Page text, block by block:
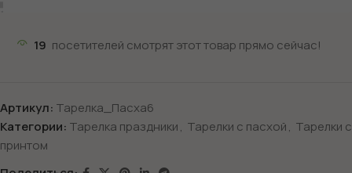
19 посетителей смотрят этот товар прямо сейчас!
Артикул: Тарелка_Пасха6
Категории: Тарелка праздники, Тарелки с пасхой, Тарелки с
принтом